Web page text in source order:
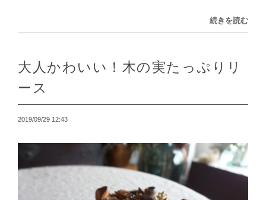
続きを読む
大人かわいい！木の実たっぷりリ
ース
2019/09/29 12:43